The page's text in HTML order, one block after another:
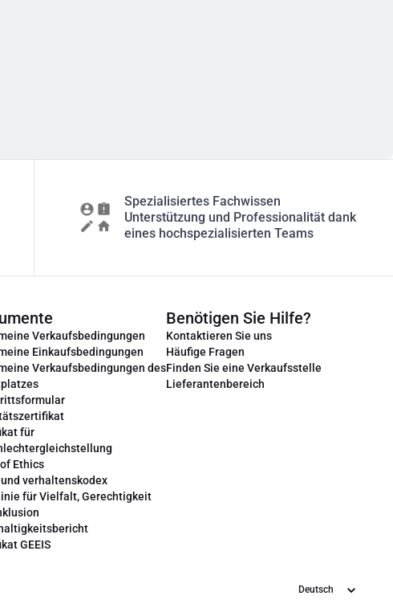
Spezialisiertes Fachwissen
Unterstützung und Professionalität dank
eines hochspezialisierten Teams
Verkaufsbedingungen
Einkaufsbedingungen
Verkaufsbedingungen des
für
Ethics
verhaltenskodex
für Vielfalt, Gerechtigkeit
GEEIS
Benötigen Sie Hilfe?
Kontaktieren Sie uns
Häufige Fragen
Finden Sie eine Verkaufsstelle
Lieferantenbereich
Sprache